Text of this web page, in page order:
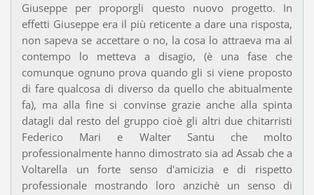
Giuseppe per proporgli questo nuovo progetto. In
effetti Giuseppe era il più reticente a dare una risposta,
non sapeva se accettare o no, la cosa lo attraeva ma al
contempo lo metteva a disagio, (è una fase che
comunque ognuno prova quando gli si viene proposto
di fare qualcosa di diverso da quello che abitualmente
fa), ma alla fine si convinse grazie anche alla spinta
datagli dal resto del gruppo cioè gli altri due chitarristi
Federico Mari e Walter Santu che molto
professionalmente hanno dimostrato sia ad Assab che a
Voltarella un forte senso d'amicizia e di rispetto
professionale mostrando loro anzichè un senso di